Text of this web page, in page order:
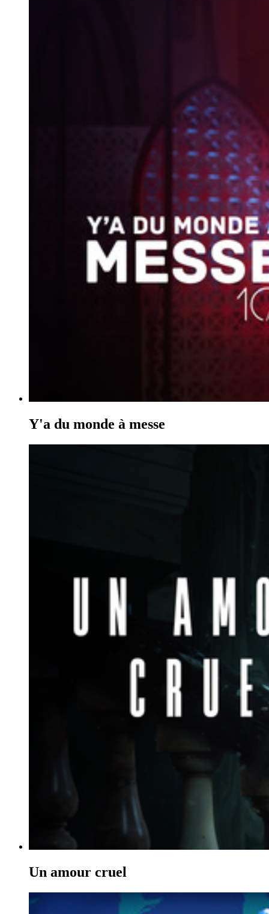
Y'a du monde à messe
Un amour cruel